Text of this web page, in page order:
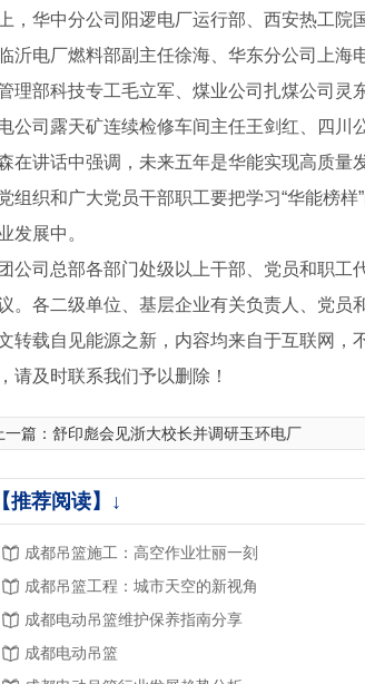
，华中分公司阳逻电厂运行部、西安热工院
沂电厂燃料部副主任徐海、华东分公司上海
理部科技专工毛立军、煤业公司扎煤公司灵
公司露天矿连续检修车间主任王剑红、四川
在讲话中强调，未来五年是华能实现高质量
组织和广大党员干部职工要把学习“华能榜
发展中。
公司总部各部门处级以上干部、党员和职工
。各二级单位、基层企业有关负责人、党员
转载自见能源之新，内容均来自于互联网，
请及时联系我们予以删除！
一篇： 舒印彪会见浙大校长并调研玉环电厂
【推荐阅读】↓
成都吊篮施工：高空作业壮丽一刻
成都吊篮工程：城市天空的新视角
成都电动吊篮维护保养指南分享
成都电动吊篮